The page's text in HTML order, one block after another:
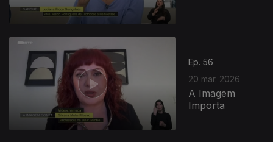
Ep. 56
20 mar. 2026
A Imagem
Importa
916296